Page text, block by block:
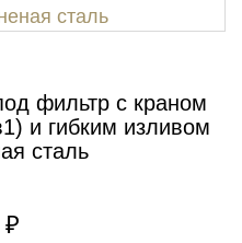
фильтр с краном
и гибким изливом
сталь
₽